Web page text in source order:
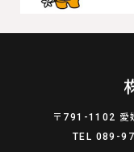
〒791-1102 愛
TEL 089-